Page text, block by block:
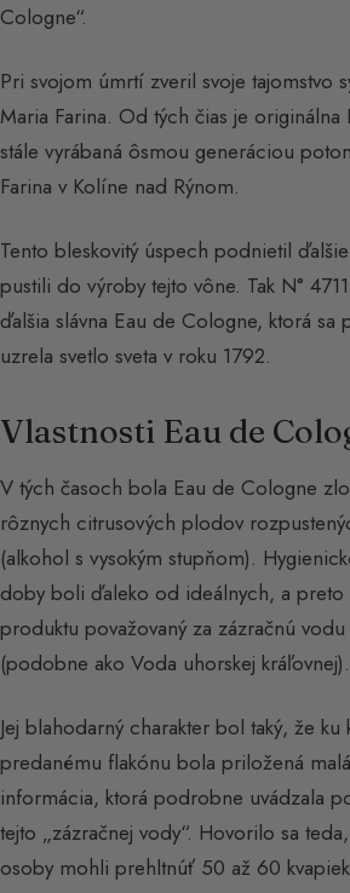
Cologne“.
Pri svojom úmrtí zveril svoje tajomstvo
Maria Farina. Od tých čias je
stále vyrábaná ôsmou generáciou
Farina v Kolíne nad Rýnom.
Tento bleskovitý úspech podnietil
pustili do výroby tejto vône. Tak N°
ďalšia slávna Eau de Cologne, ktorá sa
uzrela svetlo sveta v roku 1792.
Vlastnosti Eau de
V tých časoch bola Eau de Cologne
rôznych citrusových plodov
(alkohol s vysokým stupňom).
doby boli ďaleko od ideálnych, a
produktu považovaný za zázračnú
(podobne ako Voda uhorskej kráľovnej).
Jej blahodarný charakter bol taký, že ku
predanému flakónu bola priložená
informácia, ktorá podrobne uvádzala
tejto „zázračnej vody“. Hovorilo sa
osoby mohli prehltnúť 50 až 60